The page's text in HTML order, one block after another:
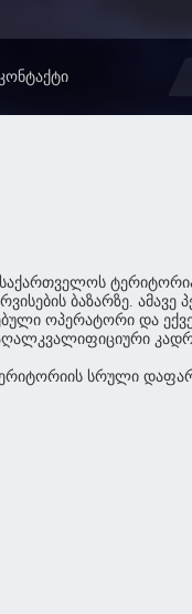
ᲙᲝᲜᲢᲐᲥᲢᲘ
ბაზარზე. ამავე
ოპერატორი და
სრული